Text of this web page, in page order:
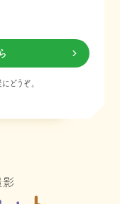
どうぞ。